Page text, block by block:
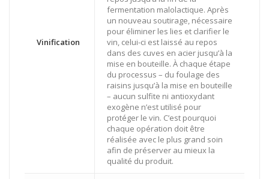
Vinification
fermentation malolactique. Après
un nouveau soutirage, nécessaire
pour éliminer les lies et clarifier le
vin, celui-ci est laissé au repos
dans des cuves en acier jusqu’à la
mise en bouteille. À chaque étape
du processus – du foulage des
raisins jusqu’à la mise en bouteille
– aucun sulfite ni antioxydant
exogène n’est utilisé pour
protéger le vin. C’est pourquoi
chaque opération doit être
réalisée avec le plus grand soin
afin de préserver au mieux la
qualité du produit.